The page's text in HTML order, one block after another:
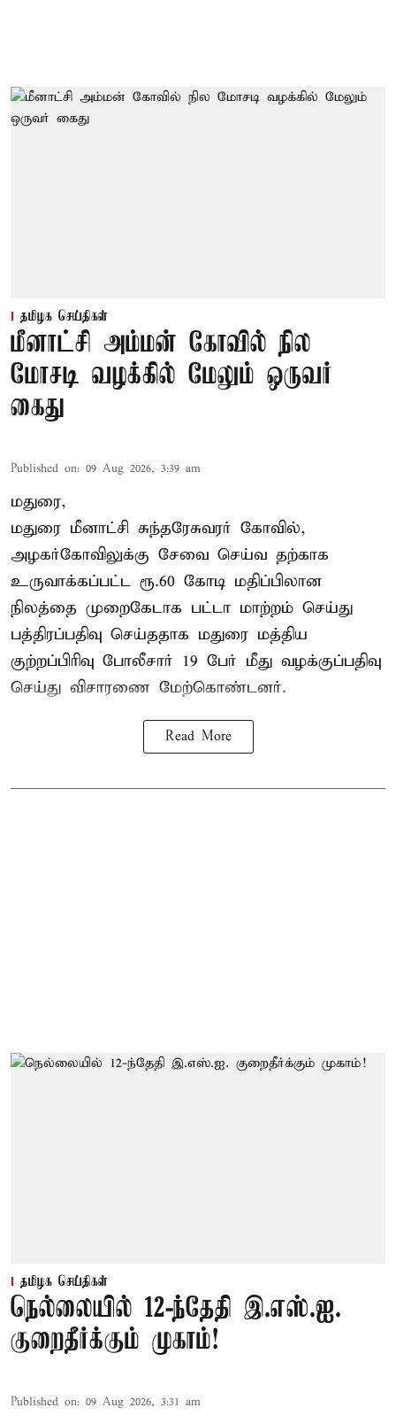
தமிழக செய்திகள்
மீனாட்சி அம்மன் கோவில் நில
மோசடி வழக்கில் மேலும் ஒருவர்
கைது
Published on: 09 Aug 2026, 3:39 am
மதுரை,
மதுரை மீனாட்சி சுந்தரேசுவரர் கோவில்,
அழகர்கோவிலுக்கு சேவை செய்வ தற்காக
உருவாக்கப்பட்ட ரூ.60 கோடி மதிப்பிலான
நிலத்தை முறைகேடாக பட்டா மாற்றம் செய்து
பத்திரப்பதிவு செய்ததாக மதுரை மத்திய
குற்றப்பிரிவு போலீசார் 19 பேர் மீது வழக்குப்பதிவு
செய்து விசாரணை மேற்கொண்டனர்.
Read More
தமிழக செய்திகள்
நெல்லையில் 12-ந்தேதி இ.எஸ்.ஐ.
குறைதீர்க்கும் முகாம்!
Published on: 09 Aug 2026, 3:31 am